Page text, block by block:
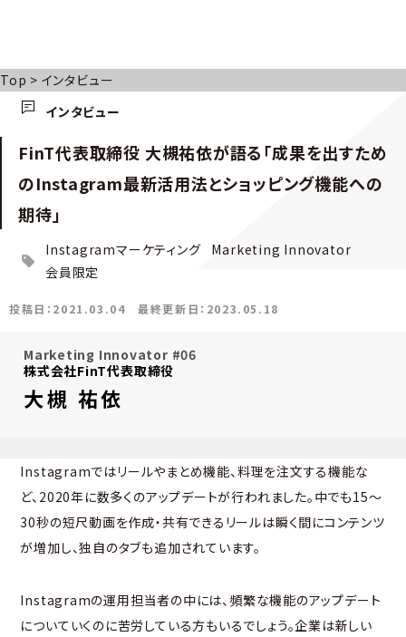
Top > インタビュー
インタビュー
FinT代表取締役 大槻祐依が語る「成果を出すため
のInstagram最新活用法とショッピング機能への
期待」
Instagramマーケティング
Marketing Innovator
会員限定
投稿日：2021.03.04 最終更新日：2023.05.18
Marketing Innovator #06
株式会社FinT代表取締役
大槻 祐依
Instagramではリールやまとめ機能、料理を注文する機能な
ど、2020年に数多くのアップデートが行われました。中でも15～
30秒の短尺動画を作成・共有できるリールは瞬く間にコンテンツ
が増加し、独自のタブも追加されています。
Instagramの運用担当者の中には、頻繁な機能のアップデート
についていくのに苦労している方もいるでしょう。企業は新しい